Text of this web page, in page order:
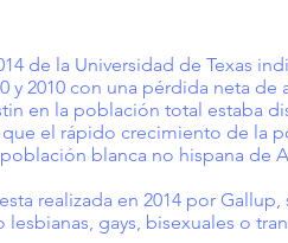
de la Universidad de Texas
y 2010 con una pérdida neta
en la población total estaba
el rápido crecimiento de la
blanca no hispana de
realizada en 2014 por
gays, bisexuales o